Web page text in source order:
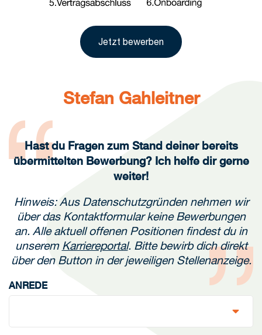
Jetzt bewerben
Stefan Gahleitner
Hast du Fragen zum Stand deiner bereits
übermittelten Bewerbung? Ich helfe dir gerne
weiter!
Hinweis: Aus Datenschutzgründen nehmen wir
über das Kontaktformular keine Bewerbungen
an. Alle aktuell offenen Positionen findest du in
unserem Karriereportal. Bitte bewirb dich direkt
über den Button in der jeweiligen Stellenanzeige.
ANREDE